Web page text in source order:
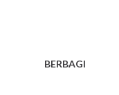
BERBAGI